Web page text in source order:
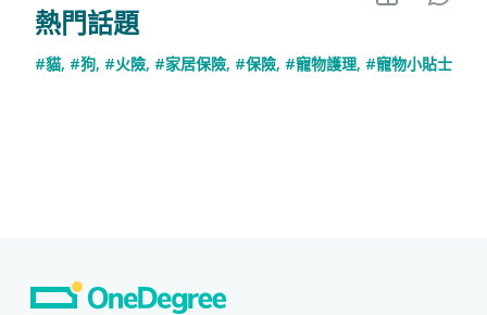
熱門話題
#貓, #狗, #火險, #家居保險, #保險, #寵物護理, #寵物小貼士